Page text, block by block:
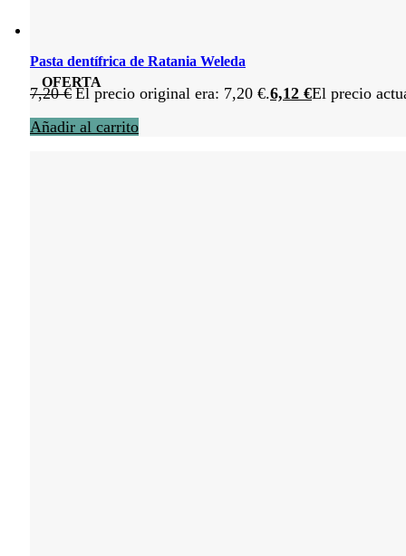
OFERTA
Pasta dentífrica de Ratania Weleda
7,20€ El precio original era: 7,20 €.6,12 €El precio
Añadir al carrito